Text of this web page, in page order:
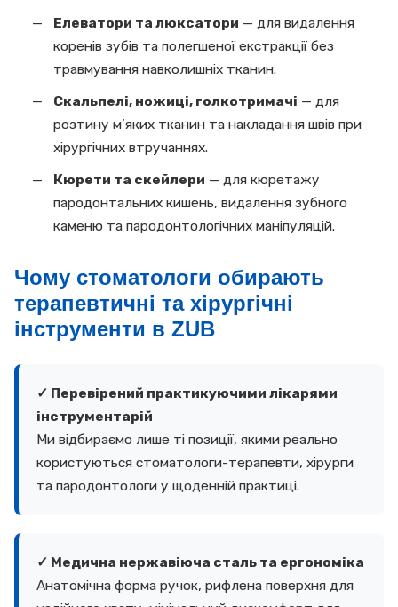
Елеватори та люксатори — для видалення
коренів зубів та полегшеної екстракції без
травмування навколишніх тканин.
Скальпелі, ножиці, голкотримачі — для
розтину м’яких тканин та накладання швів при
хірургічних втручаннях.
Кюрети та скейлери — для кюретажу
пародонтальних кишень, видалення зубного
каменю та пародонтологічних маніпуляцій.
Чому стоматологи обирають
терапевтичні та хірургічні
інструменти в ZUB
✓ Перевірений практикуючими лікарями
інструментарій
Ми відбираємо лише ті позиції, якими реально
користуються стоматологи-терапевти, хірурги
та пародонтологи у щоденній практиці.
✓ Медична нержавіюча сталь та ергономіка
Анатомічна форма ручок, рифлена поверхня для